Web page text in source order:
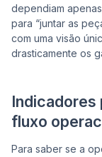
dependiam
para “juntar as
com uma visão
drasticamente os
Indicadores
fluxo
Para saber se a